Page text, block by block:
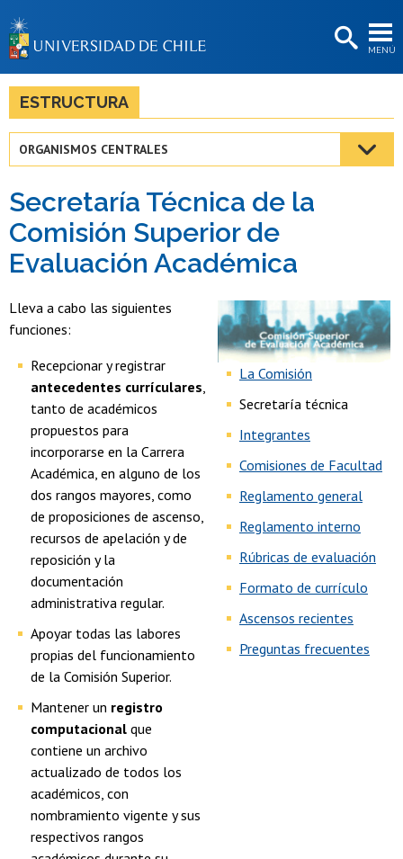
MENÚ
BIBLIOTECAS
Estudiantes
Académicas/os
Funcionarias/os
Egresadas/os
ESTRUCTURA
ORGANISMOS CENTRALES
Secretaría Técnica de la
Comisión Superior de
Evaluación Académica
La Comisión
Secretaría técnica
Integrantes
Comisiones de Facultad
Reglamento general
Reglamento interno
Rúbricas de evaluación
Formato de currículo
Ascensos recientes
Preguntas frecuentes
Lleva a cabo las siguientes
funciones:
Recepcionar y registrar
antecedentes currículares,
tanto de académicos
propuestos para
incorporarse en la Carrera
Académica, en alguno de los
dos rangos mayores, como
de proposiciones de ascenso,
recursos de apelación y de
reposición y la
documentación
administrativa regular.
Apoyar todas las labores
propias del funcionamiento
de la Comisión Superior.
Mantener un registro
computacional que
contiene un archivo
actualizado de todos los
académicos, con
nombramiento vigente y sus
respectivos rangos